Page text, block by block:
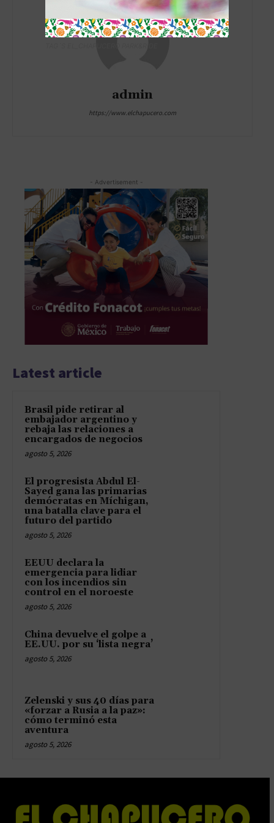
admin
https://www.elchapucero.com
- Advertisement -
Latest article
Brasil pide retirar al
embajador argentino y
rebaja las relaciones a
encargados de negocios
agosto 5, 2026
El progresista Abdul El-
Sayed gana las primarias
demócratas en Míchigan,
una batalla clave para el
futuro del partido
agosto 5, 2026
EEUU declara la
emergencia para lidiar
con los incendios sin
control en el noroeste
agosto 5, 2026
China devuelve el golpe a
EE.UU. por su ‘lista negra’
agosto 5, 2026
Zelenski y sus 40 días para
«forzar a Rusia a la paz»:
cómo terminó esta
aventura
agosto 5, 2026